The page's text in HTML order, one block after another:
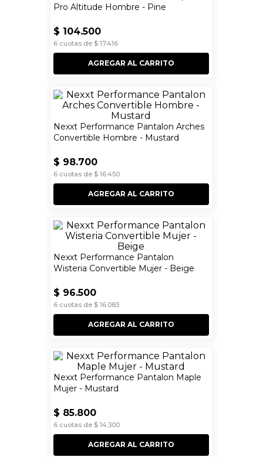
Pro Altitude Hombre - Pine
$ 104.500
6cuotas de $ 17.416
AGREGAR AL CARRITO
Nexxt Performance Pantalon Arches
Convertible Hombre - Mustard
$ 98.700
6cuotas de $ 16.450
AGREGAR AL CARRITO
Nexxt Performance Pantalon
Wisteria Convertible Mujer - Beige
$ 96.500
6cuotas de $ 16. 083
AGREGAR AL CARRITO
Nexxt Performance Pantalon Maple
Mujer - Mustard
$ 85.800
6cuotas de $ 14.300
AGREGAR AL CARRITO